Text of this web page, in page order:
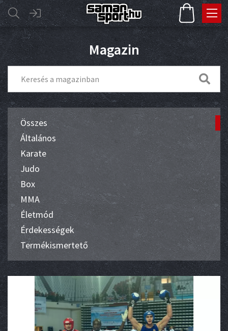
Magazin
Összes
Általános
Karate
Judo
Box
MMA
Életmód
Érdekességek
Termékismertető